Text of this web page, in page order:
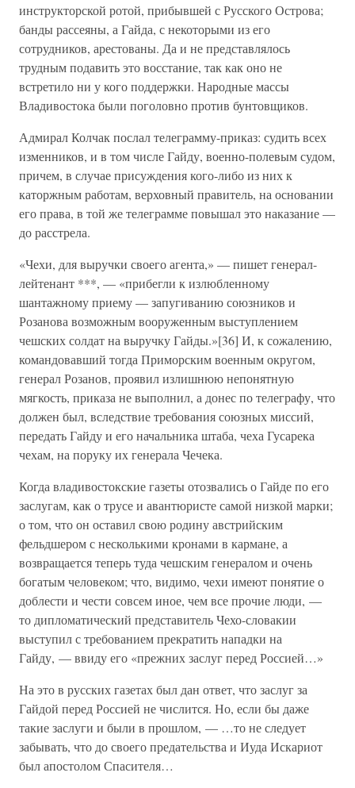
инструкторской ротой, прибывшей с Русского Острова;
банды рассеяны, а Гайда, с некоторыми из его
сотрудников, арестованы. Да и не представлялось
трудным подавить это восстание, так как оно не
встретило ни у кого поддержки. Народные массы
Владивостока были поголовно против бунтовщиков.
Адмирал Колчак послал телеграмму-приказ: судить всех
изменников, и в том числе Гайду, военно-полевым судом,
причем, в случае присуждения кого-либо из них к
каторжным работам, верховный правитель, на основании
его права, в той же телеграмме повышал это наказание —
до расстрела.
«Чехи, для выручки своего агента,» — пишет генерал-
лейтенант ***, — «прибегли к излюбленному
шантажному приему — запугиванию союзников и
Розанова возможным вооруженным выступлением
чешских солдат на выручку Гайды.»[36] И, к сожалению,
командовавший тогда Приморским военным округом,
генерал Розанов, проявил излишнюю непонятную
мягкость, приказа не выполнил, а донес по телеграфу, что
должен был, вследствие требования союзных миссий,
передать Гайду и его начальника штаба, чеха Гусарека
чехам, на поруку их генерала Чечека.
Когда владивостокские газеты отозвались о Гайде по его
заслугам, как о трусе и авантюристе самой низкой марки;
о том, что он оставил свою родину австрийским
фельдшером с несколькими кронами в кармане, а
возвращается теперь туда чешским генералом и очень
богатым человеком; что, видимо, чехи имеют понятие о
доблести и чести совсем иное, чем все прочие люди, —
то дипломатический представитель Чехо-словакии
выступил с требованием прекратить нападки на
Гайду, — ввиду его «прежних заслуг перед Россией…»
На это в русских газетах был дан ответ, что заслуг за
Гайдой перед Россией не числится. Но, если бы даже
такие заслуги и были в прошлом, — …то не следует
забывать, что до своего предательства и Иуда Искариот
был апостолом Спасителя…